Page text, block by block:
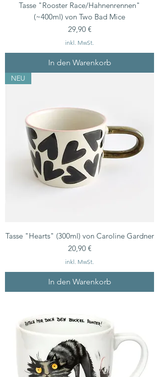
Tasse "Rooster Race/Hahnenrennen"
(~400ml) von Two Bad Mice
Preis
29,90 €
inkl. MwSt.
In den Warenkorb
NEU
Tasse "Hearts" (300ml) von Caroline Gardner
Preis
20,90 €
inkl. MwSt.
In den Warenkorb